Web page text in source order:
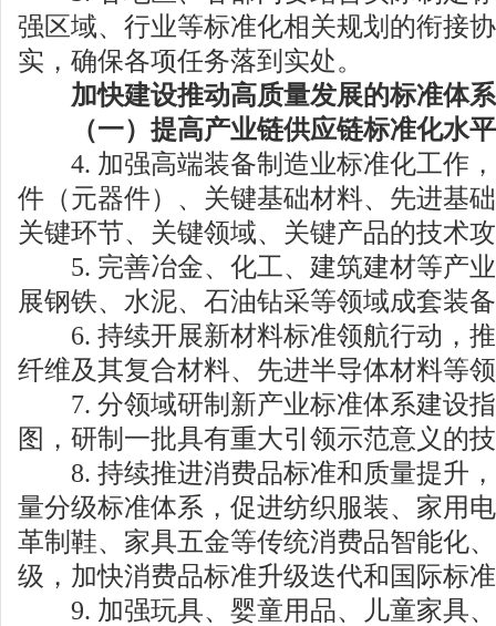
强区域、行业等标准化相关规划的衔接
实，确保各项任务落到实处。
加快建设推动高质量发展的标准体系
（一）提高产业链供应链标准化水
4. 加强高端装备制造业标准化工作，
件（元器件）、关键基础材料、先进基
关键环节、关键领域、关键产品的技术
5. 完善冶金、化工、建筑建材等产业
展钢铁、水泥、石油钻采等领域成套装
6. 持续开展新材料标准领航行动，推
纤维及其复合材料、先进半导体材料等
7. 分领域研制新产业标准体系建设指
图，研制一批具有重大引领示范意义的
8. 持续推进消费品标准和质量提升，
量分级标准体系，促进纺织服装、家用
革制鞋、家具五金等传统消费品智能化
级，加快消费品标准升级迭代和国际标
9. 加强玩具、婴童用品、儿童家具、